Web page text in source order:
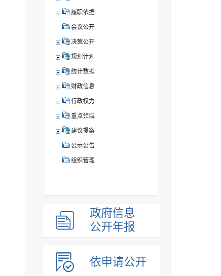
履职依据
会议公开
决策公开
规划计划
统计数据
财政信息
行政权力
重点领域
建议提案
公示公告
组织管理
政府信息
公开年报
依申请公开